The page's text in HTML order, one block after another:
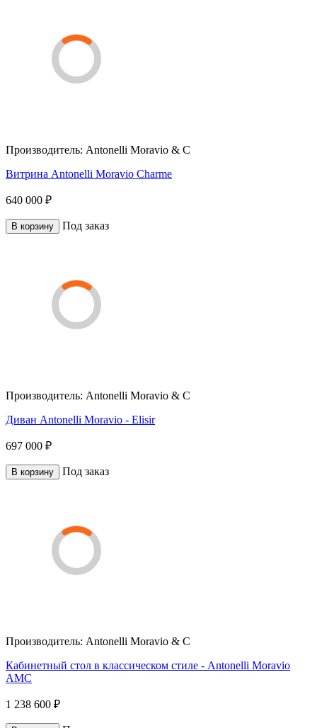
Производитель: Antonelli Moravio & C
Витрина Antonelli Moravio Charme
640 000 ₽
В корзину Под заказ
Производитель: Antonelli Moravio & C
Диван Antonelli Moravio - Elisir
697 000 ₽
В корзину Под заказ
Производитель: Antonelli Moravio & C
Кабинетный стол в классическом стиле - Antonelli Moravio
AMC
1 238 600 ₽